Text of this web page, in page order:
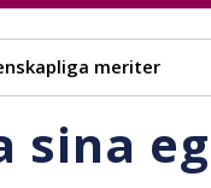
meriter
sina